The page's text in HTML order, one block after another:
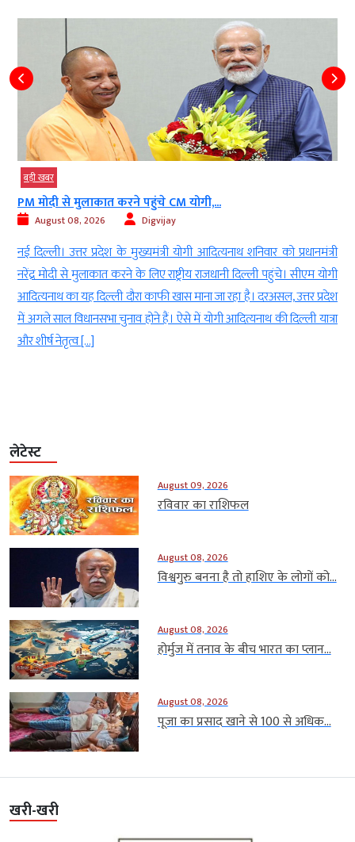
बड़ी खबर
PM मोदी से मुलाकात करने पहुंचे CM योगी,...
August 08, 2026 Digvijay
नई दिल्ली। उत्तर प्रदेश के मुख्यमंत्री योगी आदित्यनाथ शनिवार को प्रधानमंत्री
नरेंद्र मोदी से मुलाकात करने के लिए राष्ट्रीय राजधानी दिल्ली पहुंचे। सीएम योगी
आदित्यनाथ का यह दिल्ली दौरा काफी खास माना जा रहा है। दरअसल, उत्तर प्रदेश
में अगले साल विधानसभा चुनाव होने हैं। ऐसे में योगी आदित्यनाथ की दिल्ली यात्रा
और शीर्ष नेतृत्व […]
लेटेस्ट
August 09, 2026
रविवार का राशिफल
August 08, 2026
विश्वगुरु बनना है तो हाशिए के लोगों को...
August 08, 2026
होर्मुज में तनाव के बीच भारत का प्लान...
August 08, 2026
पूजा का प्रसाद खाने से 100 से अधिक...
खरी-खरी